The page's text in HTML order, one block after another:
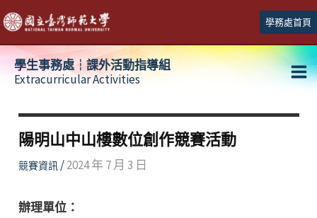
跳
至
主
學務處首頁
學生事務處┆課外活動指導組
Extracurricular Activities
陽明山中山樓數位創作競賽活動
競賽資訊/2024 年 7 月 3 日
辦理單位：